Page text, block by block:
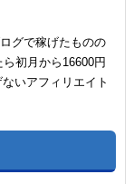
グで稼げたものの
初月から16600円
いアフィリエイト